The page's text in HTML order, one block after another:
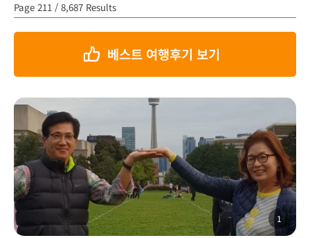
Page 211 / 8,687 Results
베스트 여행후기 보기
1